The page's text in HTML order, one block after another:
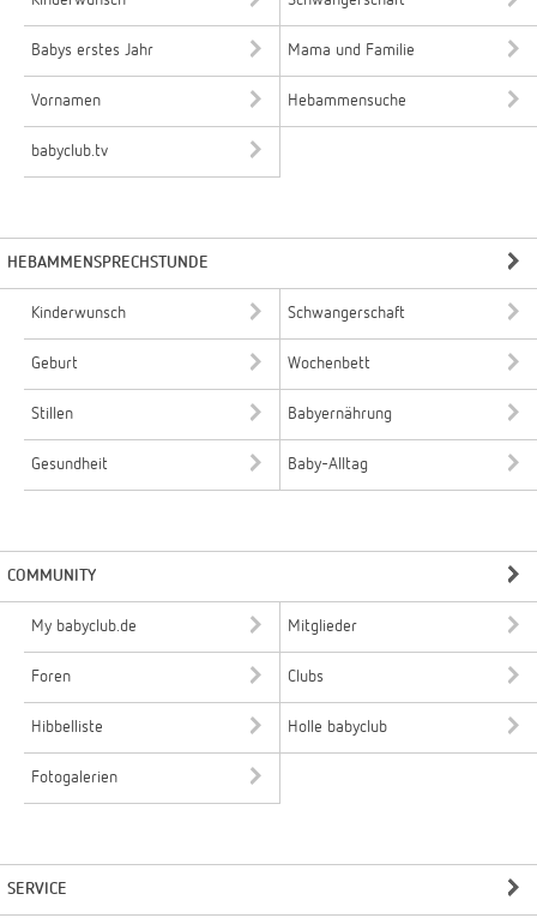
Babys erstes Jahr Mama und Familie
Vornamen Hebammensuche
babyclub.tv
HEBAMMENSPRECHSTUNDE
Kinderwunsch Schwangerschaft
Geburt Wochenbett
Stillen Babyernährung
Gesundheit Baby-Alltag
COMMUNITY
My babyclub.de Mitglieder
Foren Clubs
Hibbelliste Holle babyclub
Fotogalerien
SERVICE